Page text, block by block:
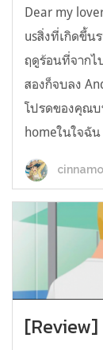
Dear my
usสิ่งที่เกิดขึ้น
ฤดูร้อนที่จากไ
สองก็จบลง
โปรดของคุณบ
homeในใจฉั